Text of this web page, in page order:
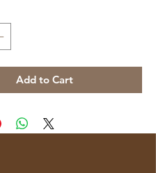
Add to Cart